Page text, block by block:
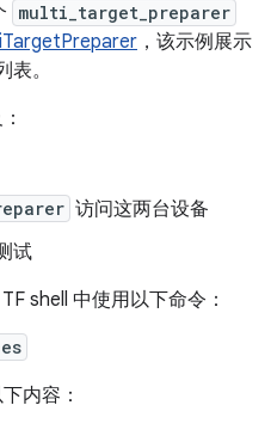
multi_target_preparer
，该示例展示
。
访问这两台设备
试
shell 中使用以下命令：
内容：